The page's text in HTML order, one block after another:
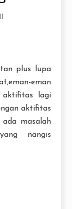
plus lupa
eman
aktifitas lagi
aktifitas
masalah
nangis